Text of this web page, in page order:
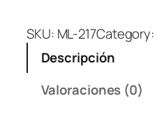
a
v
SKU: ML-217Category:
Descripción
Valoraciones (0)